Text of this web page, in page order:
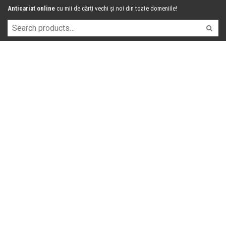
Anticariat online cu mii de cărți vechi și noi din toate domeniile!